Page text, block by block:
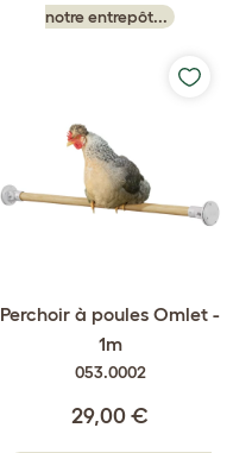
notre entrepôt...
Perchoir à poules Omlet -
1m
053.0002
29,00 €